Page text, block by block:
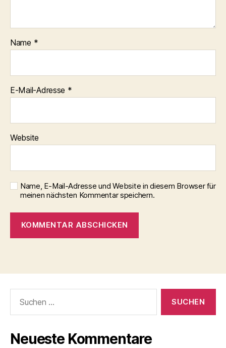
Name *
E-Mail-Adresse *
Website
Name, E-Mail-Adresse und Website in diesem Browser für
meinen nächsten Kommentar speichern.
nach:
Neueste Kommentare